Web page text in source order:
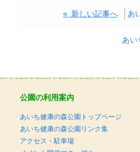
« 新しい記事へ あ
あい
公園の利用案内
あいち健康の森公園トップページ
あいち健康の森公園リンク集
アクセス・駐車場